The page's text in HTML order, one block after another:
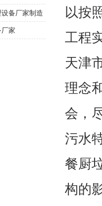
以按
工程
天津
理念
会，
污水
餐厨
构的
备厂家制造
家